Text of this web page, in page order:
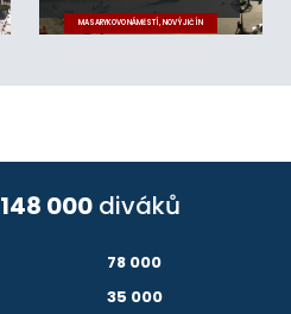
MASARYKOVO NÁMĚSTÍ, NOVÝ JIČÍN
148 000 diváků
78 000
35 000